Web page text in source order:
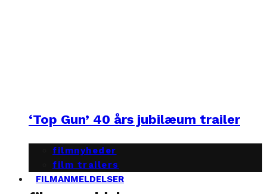
‘Top Gun’ 40 års jubilæum trailer
filmnyheder
film trailers
FILMANMELDELSER